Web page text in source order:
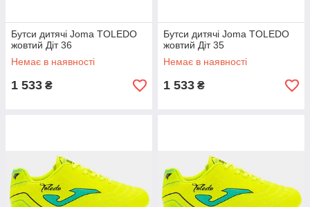
Бутси дитячі Joma TOLEDO
жовтий Діт 36
Немає в наявності
1 533 ₴
Бутси дитячі Joma TOLEDO
жовтий Діт 35
Немає в наявності
1 533 ₴